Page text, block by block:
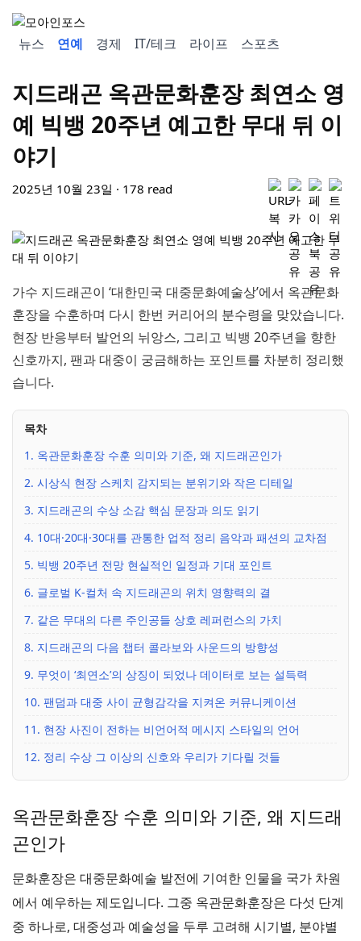
뉴스 연예 경제 IT/테크 라이프 스포츠
지드래곤 옥관문화훈장 최연소 영
예 빅뱅 20주년 예고한 무대 뒤 이
야기
2025년 10월 23일 · 178 read
가수 지드래곤이 ‘대한민국 대중문화예술상’에서 옥관문화
훈장을 수훈하며 다시 한번 커리어의 분수령을 맞았습니다.
현장 반응부터 발언의 뉘앙스, 그리고 빅뱅 20주년을 향한
신호까지, 팬과 대중이 궁금해하는 포인트를 차분히 정리했
습니다.
목차
1. 옥관문화훈장 수훈 의미와 기준, 왜 지드래곤인가
2. 시상식 현장 스케치 감지되는 분위기와 작은 디테일
3. 지드래곤의 수상 소감 핵심 문장과 의도 읽기
4. 10대·20대·30대를 관통한 업적 정리 음악과 패션의 교차점
5. 빅뱅 20주년 전망 현실적인 일정과 기대 포인트
6. 글로벌 K-컬처 속 지드래곤의 위치 영향력의 결
7. 같은 무대의 다른 주인공들 상호 레퍼런스의 가치
8. 지드래곤의 다음 챕터 콜라보와 사운드의 방향성
9. 무엇이 ‘최연소’의 상징이 되었나 데이터로 보는 설득력
10. 팬덤과 대중 사이 균형감각을 지켜온 커뮤니케이션
11. 현장 사진이 전하는 비언어적 메시지 스타일의 언어
12. 정리 수상 그 이상의 신호와 우리가 기다릴 것들
옥관문화훈장 수훈 의미와 기준, 왜 지드래
곤인가
문화훈장은 대중문화예술 발전에 기여한 인물을 국가 차원
에서 예우하는 제도입니다. 그중 옥관문화훈장은 다섯 단계
중 하나로, 대중성과 예술성을 두루 고려해 시기별, 분야별